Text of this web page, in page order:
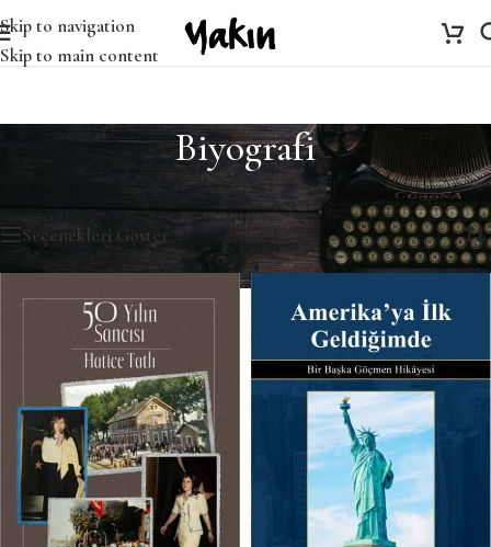
Skip to navigation
Skip to main content
Biyografi
21 sonuçtan 1-12 arası gösteriliyor
Seçenekleri Göster